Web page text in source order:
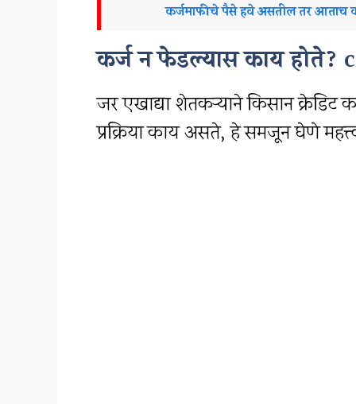
कर्जमाफीचे पैसे हवे असतील तर आताच
कर्ज न फेडल्यास काय होते?
जर एखाद्या शेतकऱ्याने किसान क्रेडिट
प्रक्रिया काय असते, हे समजून घेणे